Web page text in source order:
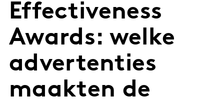
Effectiveness
Awards: welke
advertenties
maakten de